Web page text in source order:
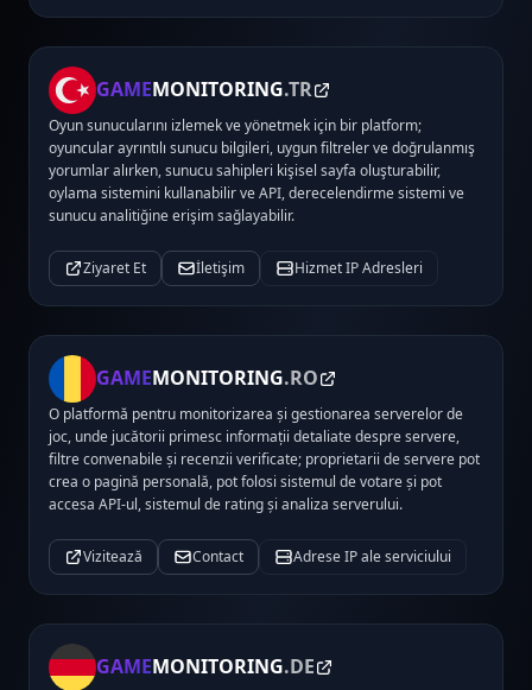
GAMEMONITORING.TR
Oyun sunucularını izlemek ve yönetmek için bir platform;
oyuncular ayrıntılı sunucu bilgileri, uygun filtreler ve doğrulanmış
yorumlar alırken, sunucu sahipleri kişisel sayfa oluşturabilir,
oylama sistemini kullanabilir ve API, derecelendirme sistemi ve
sunucu analitiğine erişim sağlayabilir.
Ziyaret Et İletişim Hizmet IP Adresleri
GAMEMONITORING.RO
O platformă pentru monitorizarea și gestionarea serverelor de
joc, unde jucătorii primesc informații detaliate despre servere,
filtre convenabile și recenzii verificate; proprietarii de servere pot
crea o pagină personală, pot folosi sistemul de votare și pot
accesa API-ul, sistemul de rating și analiza serverului.
Vizitează Contact Adrese IP ale serviciului
GAMEMONITORING.DE